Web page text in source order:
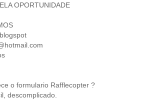
OPORTUNIDADE
o formulario Rafflecopter ?
descomplicado.